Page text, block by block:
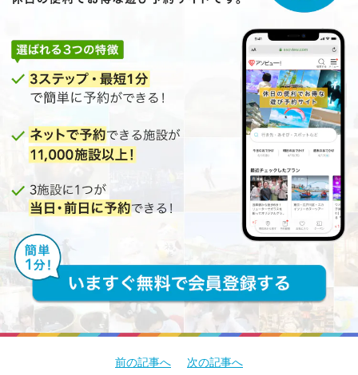
前の記事へ 次の記事へ